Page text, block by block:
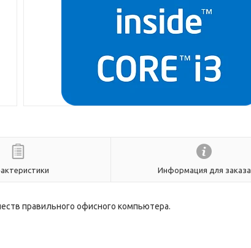
Информация для заказа
правильного офисного компьютера.